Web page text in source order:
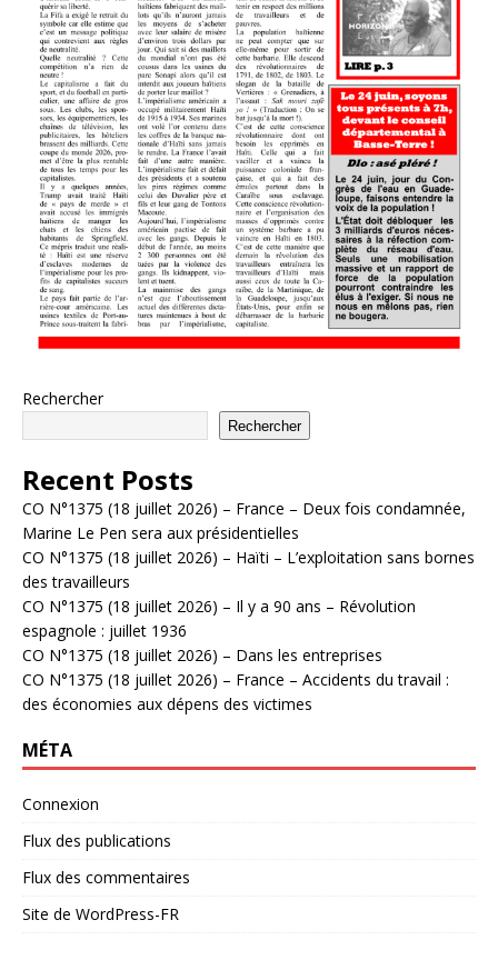
Rechercher
Rechercher
Recent Posts
CO N°1375 (18 juillet 2026) – France – Deux fois condamnée,
Marine Le Pen sera aux présidentielles
CO N°1375 (18 juillet 2026) – Haïti – L’exploitation sans bornes
des travailleurs
CO N°1375 (18 juillet 2026) – Il y a 90 ans – Révolution
espagnole : juillet 1936
CO N°1375 (18 juillet 2026) – Dans les entreprises
CO N°1375 (18 juillet 2026) – France – Accidents du travail :
des économies aux dépens des victimes
MÉTA
Connexion
Flux des publications
Flux des commentaires
Site de WordPress-FR